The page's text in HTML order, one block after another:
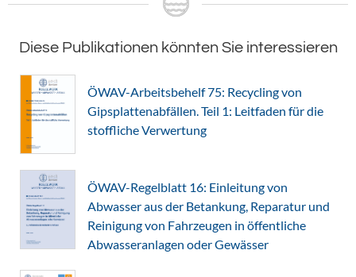
Diese Publikationen könnten Sie interessieren
ÖWAV-Arbeitsbehelf 75: Recycling von
Gipsplattenabfällen. Teil 1: Leitfaden für die
stoffliche Verwertung
ÖWAV-Regelblatt 16: Einleitung von
Abwasser aus der Betankung, Reparatur und
Reinigung von Fahrzeugen in öffentliche
Abwasseranlagen oder Gewässer